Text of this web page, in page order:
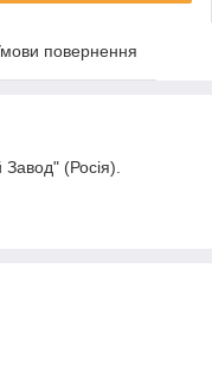
повернення
(Росія).